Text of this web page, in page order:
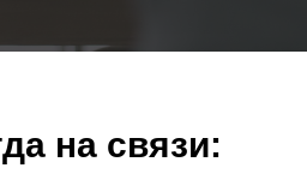
на связи: